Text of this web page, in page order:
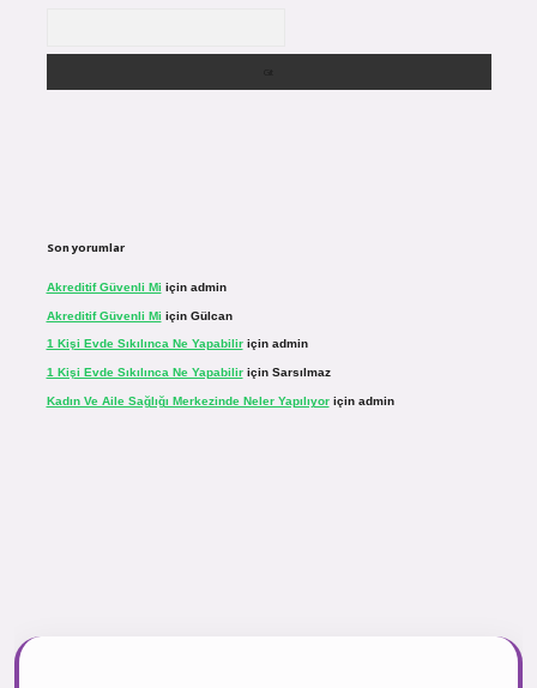
Son yorumlar
Akreditif Güvenli Mi için admin
Akreditif Güvenli Mi için Gülcan
1 Kişi Evde Sıkılınca Ne Yapabiliriçin admin
1 Kişi Evde Sıkılınca Ne Yapabiliriçin Sarsılmaz
Kadın Ve Aile Sağlığı Merkezinde Neler Yapılıyoriçin admin